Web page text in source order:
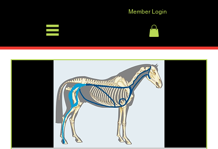
Log In
Member Login